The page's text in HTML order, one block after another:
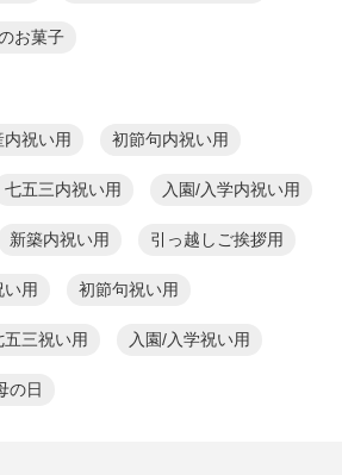
お菓子
内祝い用 初節句内祝い用
七五三内祝い用 入園/入学内祝い用
新築内祝い用 引っ越しご挨拶用
い用 初節句祝い用
五三祝い用 入園/入学祝い用
の日